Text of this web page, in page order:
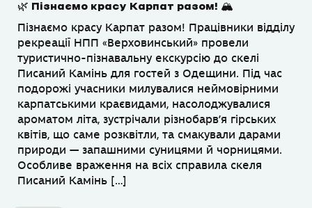
🌿 Пізнаємо красу Карпат разом! 🏔
Пізнаємо красу Карпат разом! Працівники відділу
рекреації НПП «Верховинський» провели
туристично-пізнавальну екскурсію до скелі
Писаний Камінь для гостей з Одещини. Під час
подорожі учасники милувалися неймовірними
карпатськими краєвидами, насолоджувалися
ароматом літа, зустрічали різнобарв’я гірських
квітів, що саме розквітли, та смакували дарами
природи — запашними суницями й чорницями.
Особливе враження на всіх справила скеля
Писаний Камінь […]